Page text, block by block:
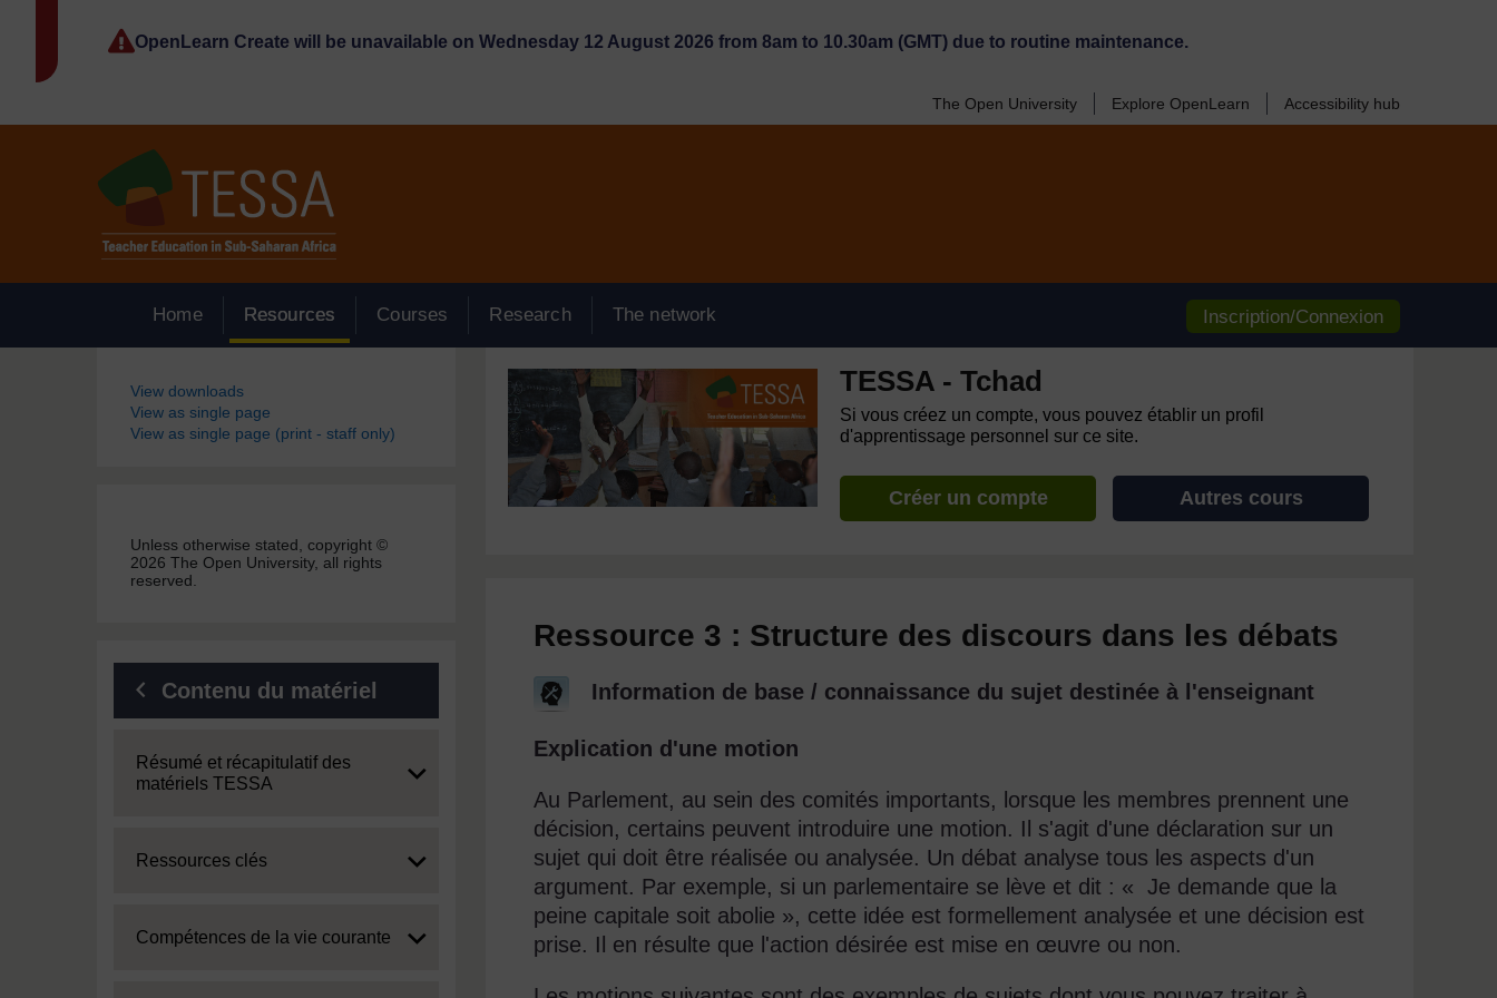
OpenLearn Create will be unavailable on Wednesday 12 August 2026 from 8am to 10.30am (GMT) due to routine maintenance.
The Open University Explore OpenLearn Accessibility hub
Home Resources Courses Research The network Inscription/Connexion
Blocs
View downloads
View as single page
View as single page (print - staff only)
Unless otherwise stated, copyright ©
2026 The Open University, all rights
reserved.
Contenu du matériel
Expand
Résumé et récapitulatif des
matériels TESSA
Expand
Ressources clés
Expand
Compétences de la vie courante
TESSA - Tchad
Si vous créez un compte, vous pouvez établir un profil
d'apprentissage personnel sur ce site.
Créer un compte Autres cours
Ressource 3 : Structure des discours dans les débats
Information de base / connaissance du sujet destinée à l'enseignant
Explication d'une motion
Au Parlement, au sein des comités importants, lorsque les membres prennent une
décision, certains peuvent introduire une motion. Il s'agit d'une déclaration sur un
sujet qui doit être réalisée ou analysée. Un débat analyse tous les aspects d'un
argument. Par exemple, si un parlementaire se lève et dit : « Je demande que la
peine capitale soit abolie », cette idée est formellement analysée et une décision est
prise. Il en résulte que l'action désirée est mise en œuvre ou non.